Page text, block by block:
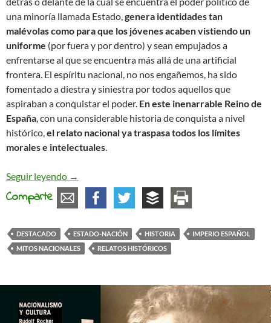
una minoría llamada Estado,genera identidades tan
malévolas como para que los jóvenes acaben vistiendo un
uniforme (por fuera y por dentro) y sean empujados a
enfrentarse al que se encuentra más allá de una artificial
frontera. El espíritu nacional, no nos engañemos, ha sido
fomentado a diestra y siniestra por todos aquellos que
aspiraban a conquistar el poder. En este inenarrable Reino de
España, con una considerable historia de conquista a nivel
histórico,el relato nacional ya traspasa todos los límites
morales e intelectuales.
Seguir leyendo Inicuos relatos históricos
→
Comparte
DESTACADO ESTADO-NACIÓN HISTORIA
IMPERIO ESPAÑOL
MITOS NACIONALES
RELATOS HISTÓRICOS